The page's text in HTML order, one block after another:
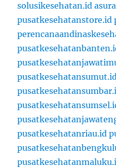
solusikesehatan.id
pusatkesehatanstore.id
pusatkesehatanriau.id